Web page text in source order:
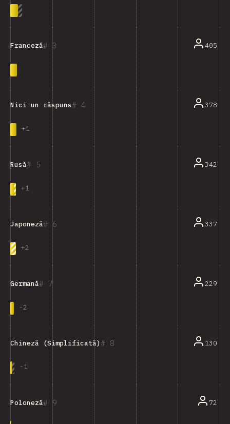
3
Franceză 405
4
Nici un răspuns
+1
378
5
Rusă
+1
342
6
Japoneză
+2
337
7
Germană
-2
229
8
Chineză (Simplificată)
-1
130
9
Poloneză 72